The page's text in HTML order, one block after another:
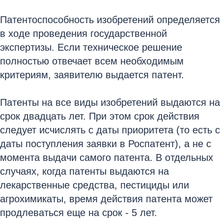
Патентоспособность изобретений определяется
в ходе проведения государственной
экспертизы. Если техническое решение
полностью отвечает всем необходимым
критериям, заявителю выдается патент.
Патенты на все виды изобретений выдаются на
срок двадцать лет. При этом срок действия
следует исчислять с даты приоритета (то есть с
даты поступления заявки в Роспатент), а не с
момента выдачи самого патента. В отдельных
случаях, когда патенты выдаются на
лекарственные средства, пестициды или
агрохимикаты, время действия патента может
продлеваться еще на срок - 5 лет.